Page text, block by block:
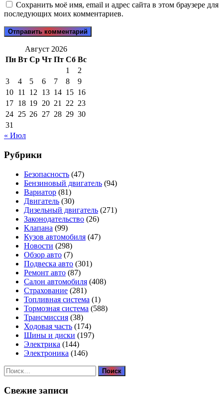
Сохранить моё имя, email и адрес сайта в этом браузере для
последующих моих комментариев.
Август 2026
Пн Вт Ср Чт Пт Сб Вс
1
2
3
4 5 6 7 8
9
10 11 12 13 14 15 16
17 18 19 20 21 22 23
24 25 26 27 28 29 30
31
« Июл
Рубрики
Безопасность (47)
Бензиновый двигатель (94)
Вариатор (81)
Двигатель (30)
Дизельный двигатель (271)
Законодательство (26)
Клапана (99)
Кузов автомобиля (47)
Новости (298)
Обзор авто (7)
Подвеска авто (301)
Ремонт авто (87)
Салон автомобиля (408)
Страхование (281)
Топливная система (1)
Тормозная система (588)
Трансмиссия (38)
Ходовая часть (174)
Шины и диски (197)
Электрика (144)
Электроника (146)
Найти:
Свежие записи